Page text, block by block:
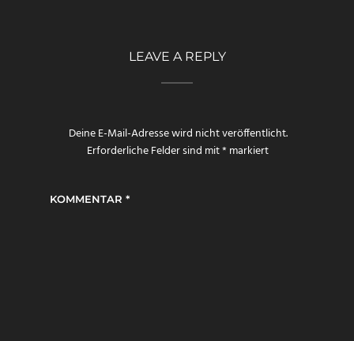
LEAVE A REPLY
Deine E-Mail-Adresse wird nicht veröffentlicht.
Erforderliche Felder sind mit*markiert
KOMMENTAR *